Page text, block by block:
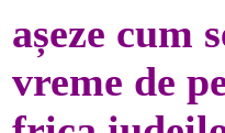
așeze cum
vreme de